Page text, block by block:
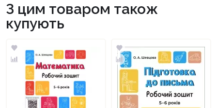
З цим товаром також
купують